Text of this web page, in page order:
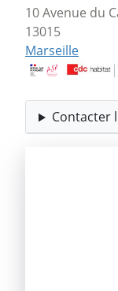
10 Avenue du
13015
Marseille
Contacter